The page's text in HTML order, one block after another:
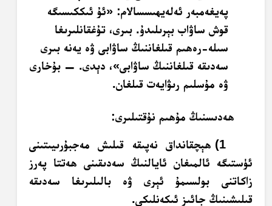
پەيغەمبەر ئەلەيھىسسالام: «ئۇ ئىككىسىگە
قوش ساۋاب بېرىلىدۇ. بىرى، تۇغقانلىرىغا
سىلە-رەھىم قىلغاننىڭ ساۋابى ۋە يەنە بىرى
سەدىقە قىلغاننىڭ ساۋابى»، دېدى. — بۇخارى
ۋە مۇسلىم رىۋايەت قىلغان.
ھەدىسنىڭ مۇھىم نۇقتىلىرى:
1) ھېچقانداق نەپىقە قىلىش مەجبۇرىيىتىنى
ئۈستىگە ئالمىغان ئايالنىڭ سەدىقىنى ھەتتا پەرز
زاكاتنى بولسىمۇ ئېرى ۋە بالىلىرىغا سەدىقە
قىلىشىنىڭ جائىز ئىكەنلىكى.